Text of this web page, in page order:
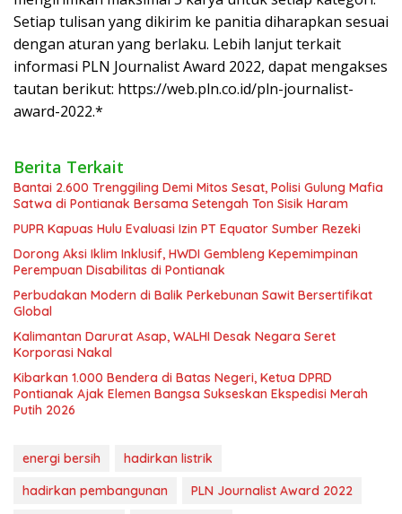
Setiap tulisan yang dikirim ke panitia diharapkan sesuai
dengan aturan yang berlaku. Lebih lanjut terkait
informasi PLN Journalist Award 2022, dapat mengakses
tautan berikut: https://web.pln.co.id/pln-journalist-
award-2022.*
Berita Terkait
Bantai 2.600 Trenggiling Demi Mitos Sesat, Polisi Gulung Mafia
Satwa di Pontianak Bersama Setengah Ton Sisik Haram
PUPR Kapuas Hulu Evaluasi Izin PT Equator Sumber Rezeki
Dorong Aksi Iklim Inklusif, HWDI Gembleng Kepemimpinan
Perempuan Disabilitas di Pontianak
Perbudakan Modern di Balik Perkebunan Sawit Bersertifikat
Global
Kalimantan Darurat Asap, WALHI Desak Negara Seret
Korporasi Nakal
Kibarkan 1.000 Bendera di Batas Negeri, Ketua DPRD
Pontianak Ajak Elemen Bangsa Sukseskan Ekspedisi Merah
Putih 2026
energi bersih
hadirkan listrik
hadirkan pembangunan
PLN Journalist Award 2022